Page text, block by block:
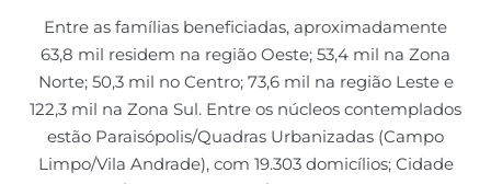
Entre as famílias beneficiadas, aproximadamente
63,8 mil residem na região Oeste; 53,4 mil na Zona
Norte; 50,3 mil no Centro; 73,6 mil na região Leste e
122,3 mil na Zona Sul. Entre os núcleos contemplados
estão Paraisópolis/Quadras Urbanizadas (Campo
Limpo/Vila Andrade), com 19.303 domicílios; Cidade